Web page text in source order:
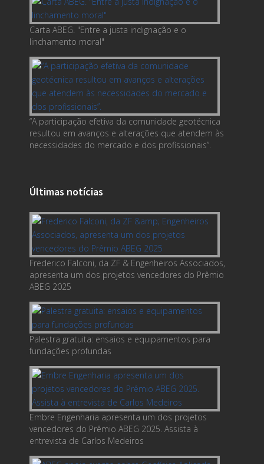
Carta ABEG. "Entre a justa indignação e o
linchamento moral"
“A participação efetiva da comunidade geotécnica
resultou em avanços e alterações que atendem às
necessidades do mercado e dos profissionais”.
Últimas notícias
Frederico Falconi, da ZF & Engenheiros Associados,
apresenta um dos projetos vencedores do Prêmio
ABEG 2025
Palestra gratuita: ensaios e equipamentos para
fundações profundas
Embre Engenharia apresenta um dos projetos
vencedores do Prêmio ABEG 2025. Assista à
entrevista de Carlos Medeiros